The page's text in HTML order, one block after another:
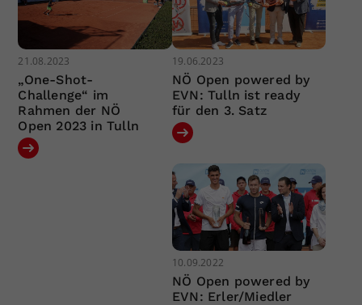
21.08.2023
„One-Shot-
Challenge“ im
Rahmen der NÖ
Open 2023 in Tulln
19.06.2023
NÖ Open powered by
EVN: Tulln ist ready
für den 3. Satz
10.09.2022
NÖ Open powered by
EVN: Erler/Miedler